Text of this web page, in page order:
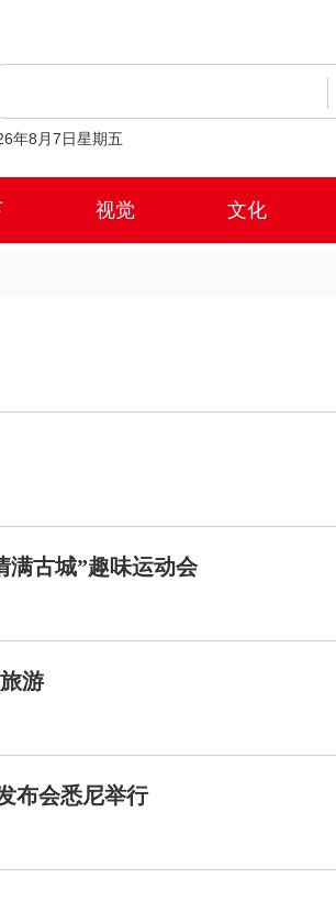
年8月7日星期五
视觉 文化
满古城”趣味运动会
游
布会悉尼举行